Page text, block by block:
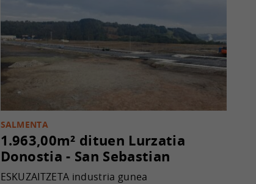
SALMENTA
1.963,00m² dituen Lurzatia
Donostia - San Sebastian
ESKUZAITZETA industria gunea